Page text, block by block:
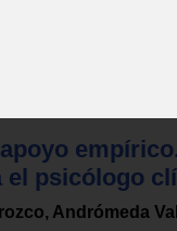
el psicólogo
Andrómeda